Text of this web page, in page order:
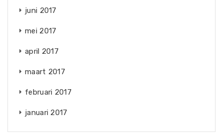
juni 2017
mei 2017
april 2017
maart 2017
februari 2017
januari 2017